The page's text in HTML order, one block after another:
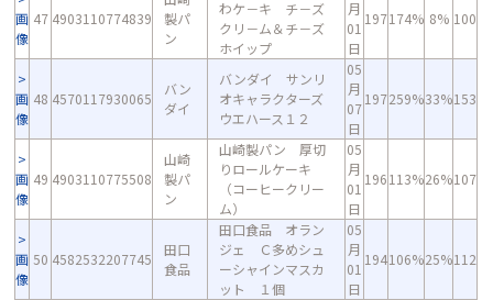
画
像
47 4903110774839
製パ
ン
わケ－キ チ－ズ
クリ－ム＆チ－ズ
ホイップ
月
01
日
197174% 8% 100
画
像
48 4570117930065
バン
ダイ
バンダイ サンリ
オキャラクターズ
ウエハース１２
05
月
07
日
197259%33%153
画
像
49 4903110775508
山崎
製パ
ン
山崎製パン 厚切
りロールケーキ
（コーヒークリー
ム）
05
月
01
日
196113%26%107
画
像
50 4582532207745
田口
食品
田口食品 オラン
ジェ Ｃ多めシュ
ーシャインマスカ
ット １個
05
月
01
日
194106%25%112